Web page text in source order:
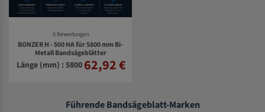
0 Bewertungen
BONZER H - 500 HA für 5800 mm Bi-
Metall Bandsägeblätter
Länge (mm) : 5800 62,92 €
Führende Bandsägeblatt-Marken